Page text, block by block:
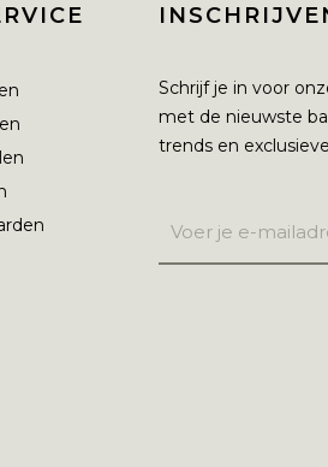
Schrijf je in voor
met de nieuwste
trends en